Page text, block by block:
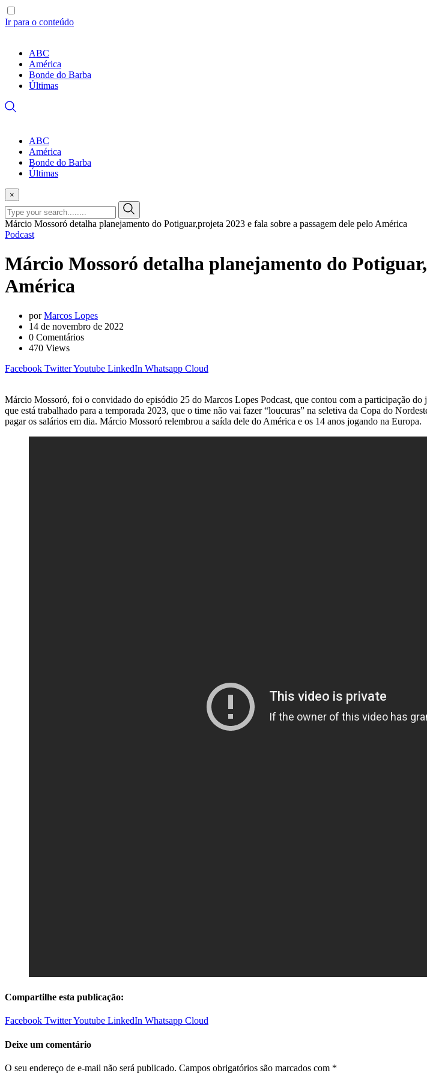
Ir para o conteúdo
ABC
América
Bonde do Barba
Últimas
ABC
América
Bonde do Barba
Últimas
×
Márcio Mossoró detalha planejamento do Potiguar,projeta 2023 e fala sobre a passagem dele pelo América
Podcast
Márcio Mossoró detalha planejamento do
América
porMarcos Lopes
14 de novembro de 2022
0 Comentários
470 Views
Facebook TwitterYoutube LinkedIn Whatsapp Cloud
Márcio Mossoró, foi o convidado do episódio 25 do Marcos Lopes Podcast, que contou com a participação
que está trabalhado para a temporada 2023, que o time não vai fazer “loucuras” na seletiva da Copa do
pagar os salários em dia. Márcio Mossoró relembrou a saída dele do América e os 14 anos jogando na Europa.
Compartilhe esta publicação:
Facebook TwitterYoutube LinkedIn Whatsapp Cloud
Deixe um comentário
O seu endereço de e-mail não será publicado. Campos obrigatórios são marcados com *